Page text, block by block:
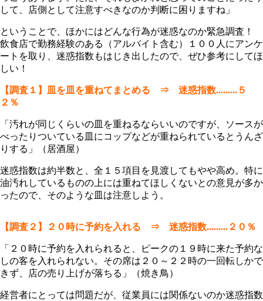
して、店側として注意すべきなのか判断に困りますね」
ということで、ほかにはどんな行為が迷惑なのか緊急調査！
飲食店で勤務経験のある（アルバイト含む）１００人にアンケ
ートを取り、迷惑指数もはじき出したので、ぜひ参考にしてほ
しい！
【調査１】皿を皿を重ねてまとめる ⇒ 迷惑指数.........５
２％
「汚れが同じくらいの皿を重ねるならいいのですが、ソースが
べったりついている皿にコップなどが重ねられているとうんざ
りする」（居酒屋）
迷惑指数は約半数と、全１５項目を見渡してもやや高め。特に
油汚れしているものの上には重ねてほしくないとの意見が多か
ったので、そのような皿は注意しよう。
【調査２】２０時に予約を入れる ⇒ 迷惑指数.........２０％
「２０時に予約を入れられると、ピークの１９時に来た予約な
しの客を入れられない。その席は２０～２２時の一回転しかで
きず、店の売り上げが落ちる」（焼き鳥）
経営者にとっては問題だが、従業員には関係ないのか迷惑指数